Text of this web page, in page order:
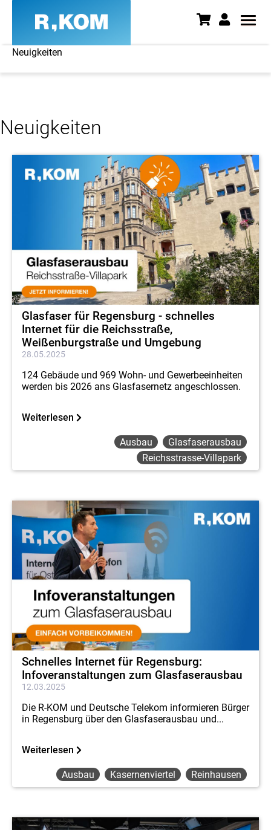
Neuigkeiten
Neuigkeiten
Glasfaser für Regensburg - schnelles
Internet für die Reichsstraße,
Weißenburgstraße und Umgebung
28.05.2025
124 Gebäude und 969 Wohn- und Gewerbeeinheiten
werden bis 2026 ans Glasfasernetz angeschlossen.
Weiterlesen
Ausbau
Glasfaserausbau
Reichsstrasse-Villapark
Schnelles Internet für Regensburg:
Infoveranstaltungen zum Glasfaserausbau
12.03.2025
Die R-KOM und Deutsche Telekom informieren Bürger
in Regensburg über den Glasfaserausbau und...
Weiterlesen
Ausbau Kasernenviertel Reinhausen